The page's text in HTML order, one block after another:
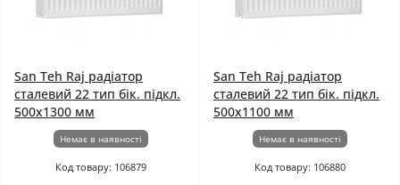
San Teh Raj радіатор
сталевий 22 тип бік. підкл.
500x1300 мм
Немає в наявності
Код товару: 106879
San Teh Raj радіатор
сталевий 22 тип бік. підкл.
500x1100 мм
Немає в наявності
Код товару: 106880